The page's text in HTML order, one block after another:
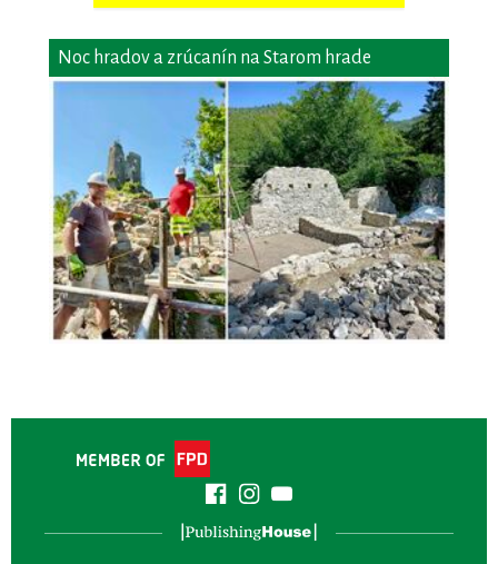
Noc hradov a zrúcanín na Starom hrade